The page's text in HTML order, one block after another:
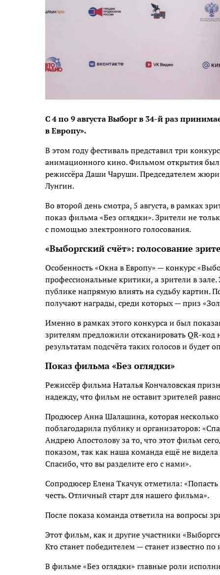
С 4 по 9 августа Выборг в 34-й раз
в Европу».
В этом году фестиваль представил три
анимационного кино. Фильмом открытия
режиссёра Даши Чаруши. Председателем жюри
Лунгин.
Во второй день смотра, 5 августа, в рамках
показ фильма «Без оглядки». Зрители не
с помощью электронного голосования.
«Выборгский счёт»: голосование
Особенность «Окна в Европу» — конкурс
профессиональные критики, а зрители в
публике напрямую влиять на судьбу картин.
получают награды, среди которых — приз
Именно в рамках этого конкурса и был
зрителям предложили отсканировать QR-
результатам подсчёта таких голосов и будет
Показ фильма «Без оглядки»
Режиссёр фильма Наталья Кончаловская
надежду, что фильм не оставит зрителей
Продюсер Анна Шалашина, которая несколько
поблагодарила публику и организаторов:
Андрею Апостолову за то, что этот фильм
показом, так как наша команда ещё не
Спасибо, что вы разделите его с нами».
Сопродюсер Елена Ткачук отметила:
честь. Отличный старт для нашего фильма».
После показа команда ответила на вопросы
Этот фильм, как и другие участники
Кто станет победителем — станет известно по
В фильме «Без оглядки» главные роли